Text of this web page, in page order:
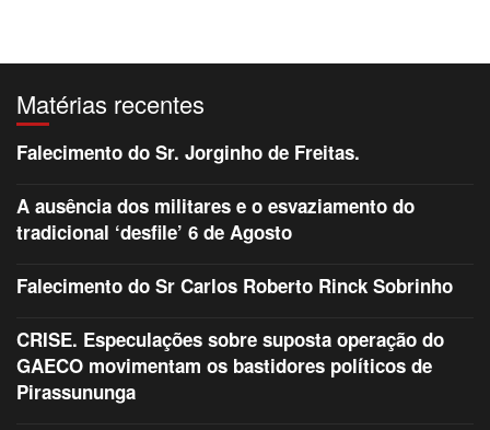
Matérias recentes
Falecimento do Sr. Jorginho de Freitas.
A ausência dos militares e o esvaziamento do
tradicional ‘desfile’ 6 de Agosto
Falecimento do Sr Carlos Roberto Rinck Sobrinho
CRISE. Especulações sobre suposta operação do
GAECO movimentam os bastidores políticos de
Pirassununga